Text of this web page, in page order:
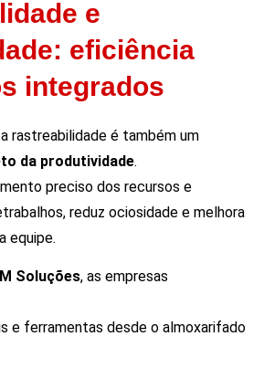
e
eficiência
integrados
rastreabilidade é também um
da produtividade.
preciso dos recursos e
reduz ociosidade e melhora
equipe.
Soluções, as empresas
e ferramentas desde o almoxarifado